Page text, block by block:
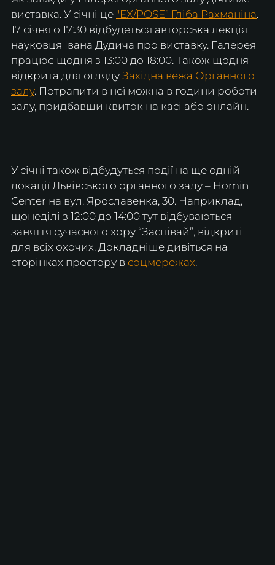
виставка. У січні це "EX/POSE” Гліба Рахманіна.
17 січня о 17:30 відбудеться авторська лекція
науковця Івана Дудича про виставку. Галерея
працює щодня з 13:00 до 18:00. Також щодня
відкрита для огляду Західна вежа Органного
залу. Потрапити в неї можна в години роботи
залу, придбавши квиток на касі або онлайн.
У січні також відбудуться події на ще одній
локації Львівського органного залу – Homin
Center на вул. Ярославенка, 30. Наприклад,
щонеділі з 12:00 до 14:00 тут відбуваються
заняття сучасного хору “Заспівай”, відкриті
для всіх охочих. Докладніше дивіться на
сторінках простору в соцмережах.